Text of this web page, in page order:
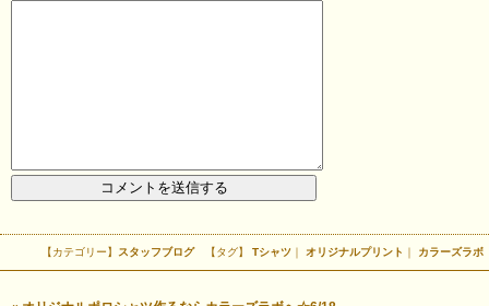
【カテゴリー】 スタッフブログ【タグ】 Tシャツ ｜ オリジナルプリント ｜ カラーズラボ